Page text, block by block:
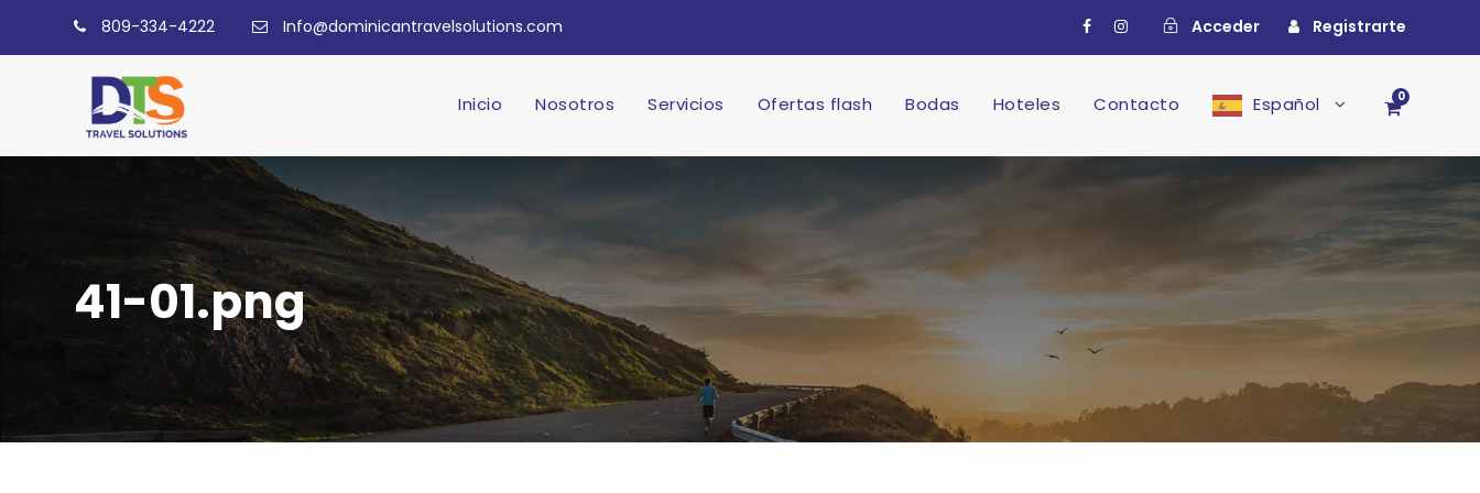
809-334-4222 Info@dominicantravelsolutions.com Acceder Registrarte
Inicio Nosotros Servicios Ofertas flash Bodas Hoteles Contacto Español 0
41-01.png